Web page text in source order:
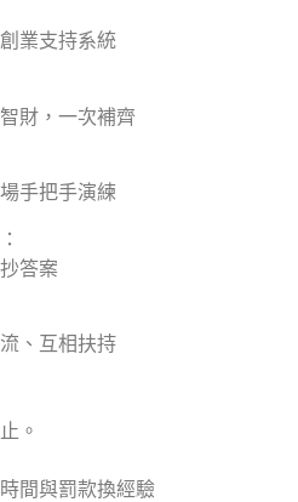
業支持系統
財，一次補齊
手把手演練
答案
、互相扶持
。
間與罰款換經驗